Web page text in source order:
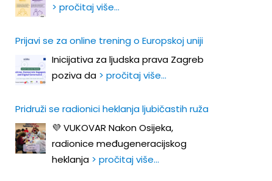
> pročitaj više…
Prijavi se za online trening o Europskoj uniji
Inicijativa za ljudska prava Zagreb
poziva da > pročitaj više…
Pridruži se radionici heklanja ljubičastih ruža
💜 VUKOVAR Nakon Osijeka,
radionice međugeneracijskog
heklanja > pročitaj više…